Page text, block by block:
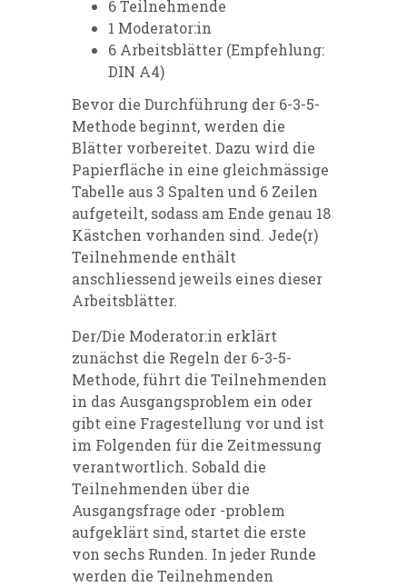
6 Teilnehmende
1 Moderator:in
6 Arbeitsblätter (Empfehlung:
DIN A4)
Bevor die Durchführung der 6-3-5-
Methode beginnt, werden die
Blätter vorbereitet. Dazu wird die
Papierfläche in eine gleichmässige
Tabelle aus 3 Spalten und 6 Zeilen
aufgeteilt, sodass am Ende genau 18
Kästchen vorhanden sind. Jede(r)
Teilnehmende enthält
anschliessend jeweils eines dieser
Arbeitsblätter.
Der/Die Moderator:in erklärt
zunächst die Regeln der 6-3-5-
Methode, führt die Teilnehmenden
in das Ausgangsproblem ein oder
gibt eine Fragestellung vor und ist
im Folgenden für die Zeitmessung
verantwortlich. Sobald die
Teilnehmenden über die
Ausgangsfrage oder -problem
aufgeklärt sind, startet die erste
von sechs Runden. In jeder Runde
werden die Teilnehmenden